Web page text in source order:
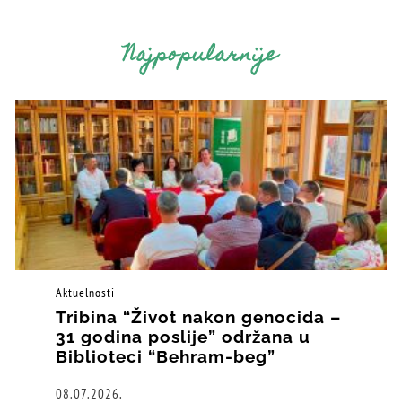
Najpopularnije
Aktuelnosti
Tribina “Život nakon genocida –
31 godina poslije” održana u
Biblioteci “Behram-beg”
08.07.2026.